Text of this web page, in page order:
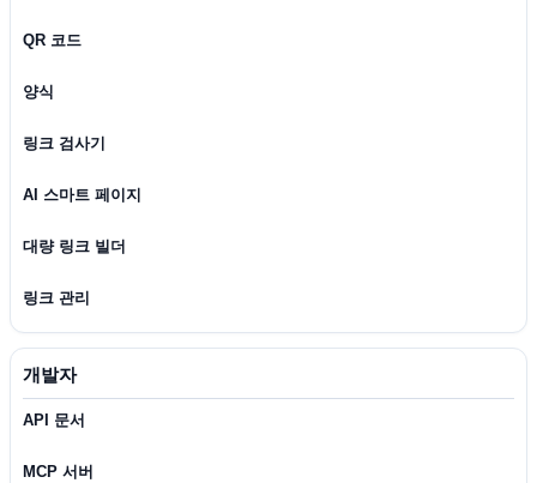
QR 코드
양식
링크 검사기
AI 스마트 페이지
대량 링크 빌더
링크 관리
개발자
API 문서
MCP 서버